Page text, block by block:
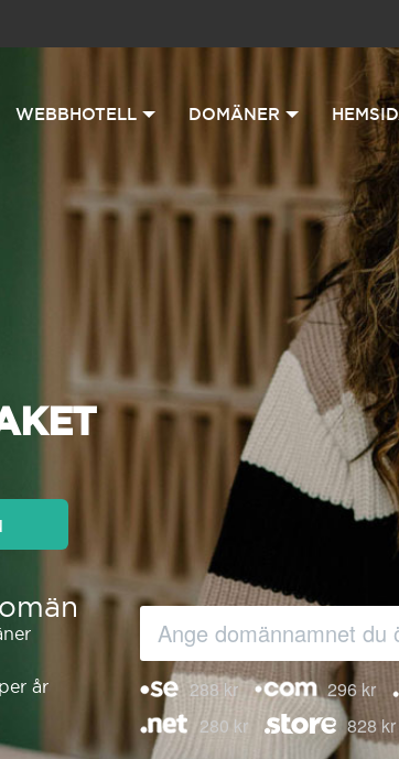
WEBBHOTELL DOMÄNER
år
288 kr 296 kr
280 kr
828 kr